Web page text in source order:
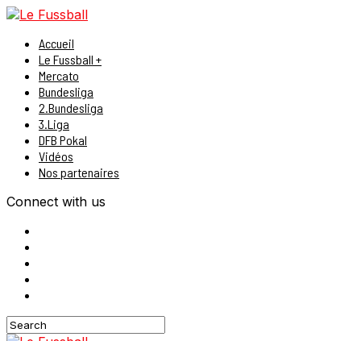
Accueil
Le Fussball +
Mercato
Bundesliga
2.Bundesliga
3.Liga
DFB Pokal
Vidéos
Nos partenaires
Connect with us